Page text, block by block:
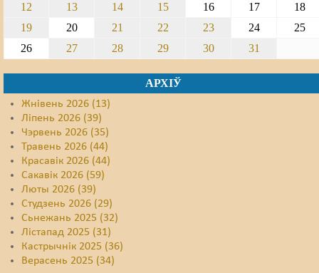
12
13 14 15 16 17
18
19
20 21 22 23 24
25
26
27 28 29 30 31
АРХІЎ
Жнівень 2026 (13)
Ліпень 2026 (39)
Чэрвень 2026 (35)
Травень 2026 (44)
Красавік 2026 (44)
Сакавік 2026 (59)
Люты 2026 (39)
Студзень 2026 (29)
Сьнежань 2025 (32)
Лістапад 2025 (31)
Кастрычнік 2025 (36)
Верасень 2025 (34)
Сьмяротнае пакараньне
Экалёгія
Правы працоўных
Сацыяльныя правы